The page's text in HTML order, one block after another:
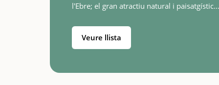
l'Ebre; el gran atractiu natural i paisatgístic
per l'Ebre. Veurem la…
Veure llista